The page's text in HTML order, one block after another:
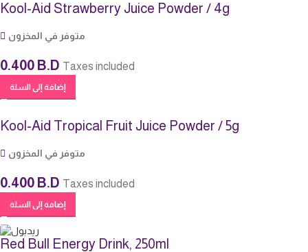
Kool-Aid Strawberry Juice Powder / 4g
متوفر في المخزون
0.400 B.D Taxes included
إضافة إلى السلة
Kool-Aid Tropical Fruit Juice Powder / 5g
متوفر في المخزون
0.400 B.D Taxes included
إضافة إلى السلة
Red Bull Energy Drink, 250ml